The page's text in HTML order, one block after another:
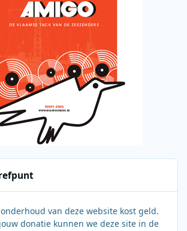
van deze website kost geld.
donatie kunnen we deze site in de